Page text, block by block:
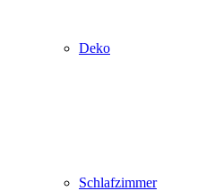
Deko
Schlafzimmer